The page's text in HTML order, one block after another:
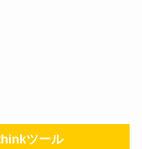
ツール